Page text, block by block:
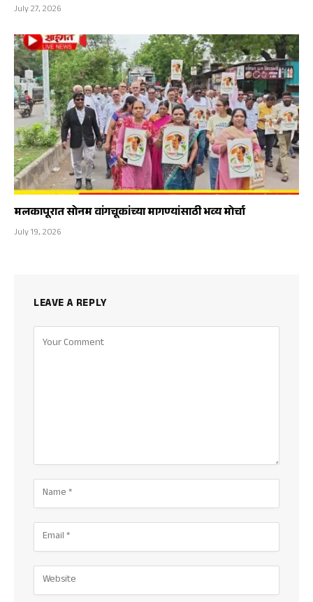
July 27, 2026
मलकापूरात सोनम वांगचूकांच्या मागण्यांसाठी भव्य मोर्चा
July 19, 2026
LEAVE A REPLY